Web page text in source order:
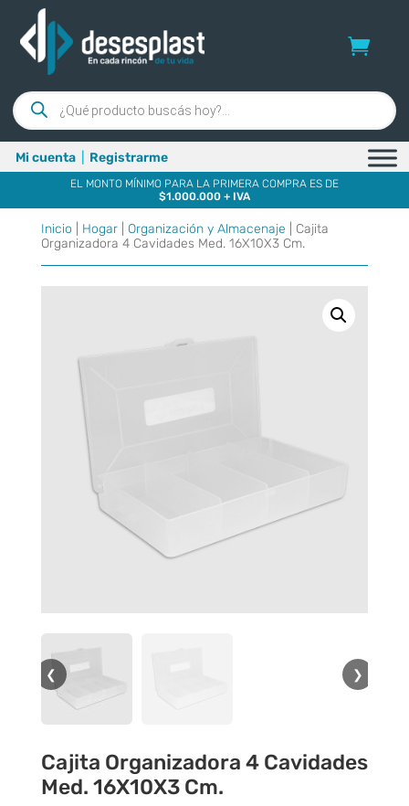
Búsqueda
de
productos
Mi cuenta Registrarme
EL MONTO MÍNIMO PARA LA PRIMERA COMPRA ES DE
$1.000.000 + IVA
Inicio Hogar| Organización y Almacenaje | Cajita
Organizadora 4 Cavidades Med. 16X10X3 Cm.
❮ ❯
Cajita Organizadora 4 Cavidades
Med. 16X10X3 Cm.